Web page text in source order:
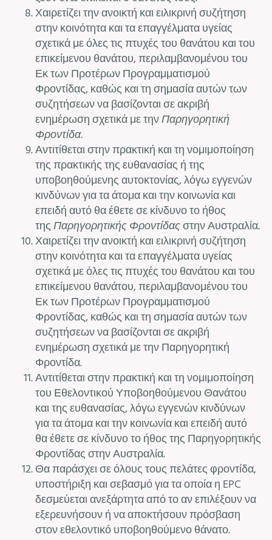
Χαιρετίζει την ανοικτή και ειλικρινή συζήτηση
στην κοινότητα και τα επαγγέλματα υγείας
σχετικά με όλες τις πτυχές του θανάτου και του
επικείμενου θανάτου, περιλαμβανομένου του
Εκ των Προτέρων Προγραμματισμού
Φροντίδας, καθώς και τη σημασία αυτών των
συζητήσεων να βασίζονται σε ακριβή
ενημέρωση σχετικά με τηνΠαρηγορητική
Φροντίδα.
Αντιτίθεται στην πρακτική και τη νομιμοποίηση
της πρακτικής της ευθανασίας ή της
υποβοηθούμενης αυτοκτονίας, λόγω εγγενών
κινδύνων για τα άτομα και την κοινωνία και
επειδή αυτό θα έθετε σε κίνδυνο το ήθος
τηςΠαρηγορητικής Φροντίδαςστην Αυστραλία.
Χαιρετίζει την ανοικτή και ειλικρινή συζήτηση
στην κοινότητα και τα επαγγέλματα υγείας
σχετικά με όλες τις πτυχές του θανάτου και του
επικείμενου θανάτου, περιλαμβανομένου του
Εκ των Προτέρων Προγραμματισμού
Φροντίδας, καθώς και τη σημασία αυτών των
συζητήσεων να βασίζονται σε ακριβή
ενημέρωση σχετικά με την Παρηγορητική
Φροντίδα.
Αντιτίθεται στην πρακτική και τη νομιμοποίηση
του Εθελοντικού Υποβοηθούμενου Θανάτου
και της ευθανασίας, λόγω εγγενών κινδύνων
για τα άτομα και την κοινωνία και επειδή αυτό
θα έθετε σε κίνδυνο το ήθος της Παρηγορητικής
Φροντίδας στην Αυστραλία.
Θα παράσχει σε όλους τους πελάτες φροντίδα,
υποστήριξη και σεβασμό για τα οποία η EPC
δεσμεύεται ανεξάρτητα από το αν επιλέξουν να
εξερευνήσουν ή να αποκτήσουν πρόσβαση
στον εθελοντικό υποβοηθούμενο θάνατο.